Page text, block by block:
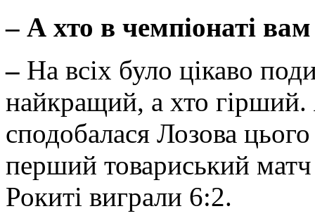
– А хто в чемпіонаті
– На всіх було цікаво
найкращий, а хто гірший.
сподобалася Лозова
перший товариський
Рокиті виграли 6:2.